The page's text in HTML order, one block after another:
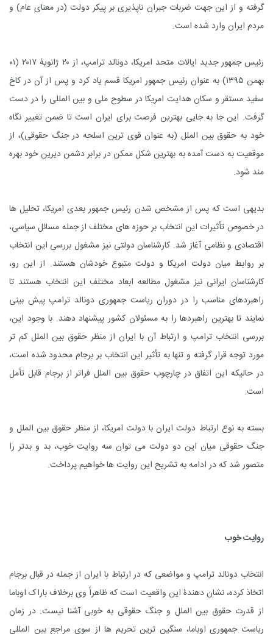
گرفته و از این جهت ضربات جبران ناپذیری بر پیکر دولت (در معنای عام) و
مردم ایران وارد شده است.
رئیس جمهور جدید ایالات متحد امریکا، دونالد ترامپ، از ۲۰ ژانویۀ ۲۰۱۷ (۰۱
بهمن ۱۳۹۵) به عنوان رئیس جمهور امریکا قسم یاد کرد و پس از آن در کاخ
سفید مستقر و سکان هدایت امریکا در سطوح ملی و بین المللی را در دست
گرفت. این جا به جایی بهترین فرصت برای ایران است تا ضمن تغییر نگاه
خود به حقوق بین الملل (به عنوان قوی ترین اسلحه در جنگ حقوقی)، از
موقعیت به دست آمده به بهترین شکل ممکن در برابر دشمن دیرین خود بهره
مند شود.
بدیهی است که پس از مشخص شدن رئیس جمهور بعدی امریکا، تحلیل ها
در خصوص تأثیرات این انتخاب بر حوزه های مختلف از جمله مسائل سیاسی،
اقتصادی و نظامی آغاز شد. کارشناسان دولتی نیز مشغول بررسی این انتخاب
بر روابط میان دولت امریکا و دولت متبوع خودشان هستند. از این رو،
کارشناسان ایرانی نیز مشغول مطالعه ابعاد مختلف این انتخاب هستند تا
راهبردهای مناسب را در دوران ریاست جمهوری دونالد ترامپ پیش بینی
نمایند تا بهترین راهبردها را به مسئولان کشور پیشنهاد دهند. با وجود این،
بررسی انتخاب ترامپ و ارتباط آن با ایران از منظر حقوق بین الملل کم تر
مورد توجه قرار گرفته و تنها به تأثیر این انتخاب بر برجام محدود شده است،
در حالیکه این اتفاق در چارچوب حقوق بین الملل فراتر از برجام قابل تأمل
است.
بسته به نوع ارتباط دولت ایران با دولت امریکا، از منظر حقوق بین الملل و
جنگ حقوقی میان این دو دولت می توان سه روایت خوب، بد و بدتر را
متصور شد که در ادامه به تشریح این روایت ها خواهیم پرداخت.
روایت خوب
انتخاب دونالد ترامپ و مواضعی که در ارتباط با ایران از جمله در قبال برجام
اتخاذ کرده، نشان دهندۀ این واقعیت است که ظاهراً وی برخلاف باراک اوباما
از قدرت حقوق بین الملل و جنگ حقوقی به خوبی آشنا نیست. در زمان
ریاست جمهوری اوباما، سنگین ترین تحریم ها از سوی مراجع بین المللی